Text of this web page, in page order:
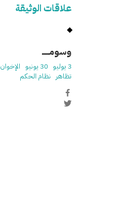
علاقات الوثيقة
وسومـــــ
3 يوليو 30 يونيو الإخوان
تظاهر نظام الحكم